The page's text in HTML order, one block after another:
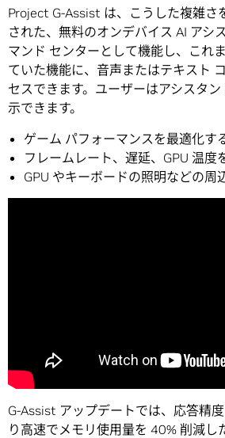
Project G-Assist は、こうした複雑さ
された、無料のオンデバイス AI アシ
マンド センターとして機能し、これ
ていた機能に、音声またはテキスト
セスできます。ユーザーはアシスタ
示できます。
ゲーム パフォーマンスを最適化す
フレームレート、遅延、GPU 温度
GPU やキーボードの照明などの周
G-Assist アップデートでは、応答精
り高速でメモリ使用量を 40% 削減し